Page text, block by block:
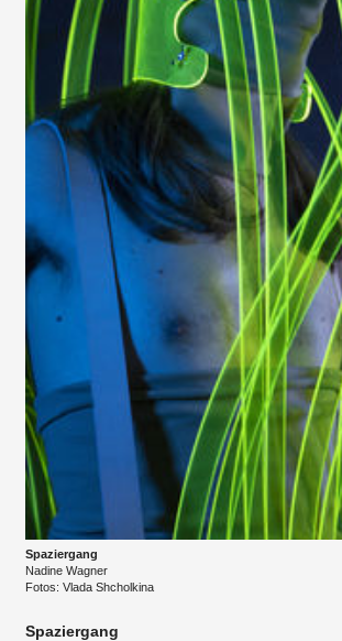
Spaziergang
Nadine Wagner
Fotos: Vlada Shcholkina
Spaziergang